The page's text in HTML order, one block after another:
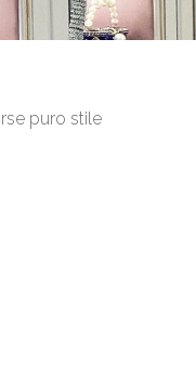
puro stile